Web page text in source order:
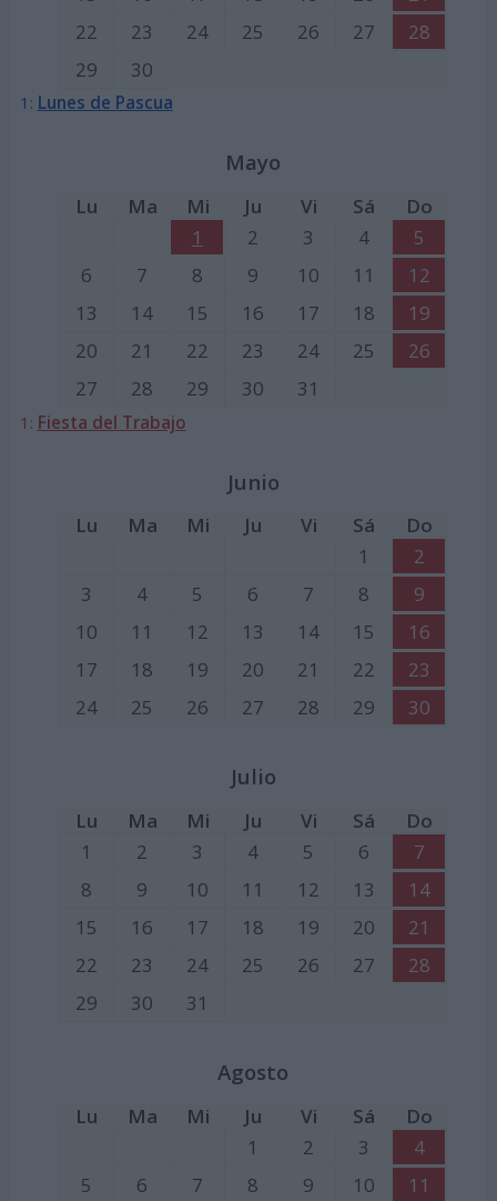
22
23 24 25 26 27
28
29
30
1: Lunes de Pascua
Mayo
Lu Ma Mi Ju Vi Sá
Do
1
2 3 4
5
6
7 8 9 10 11
12
13
14 15 16 17 18
19
20
21 22 23 24 25
26
27
28 29 30 31
1: Fiesta del Trabajo
Junio
Lu Ma Mi Ju Vi Sá
Do
1
2
3
4 5 6 7 8
9
10
11 12 13 14 15
16
17
18 19 20 21 22
23
24
25 26 27 28 29 30
Julio
Lu Ma Mi Ju Vi Sá
Do
1
2 3 4 5 6
7
8
9 10 11 12 13
14
15
16 17 18 19 20
21
22
23 24 25 26 27
28
29
30 31
Agosto
Lu Ma Mi Ju Vi Sá
Do
1
2 3
4
5
6 7 8 9 10
11